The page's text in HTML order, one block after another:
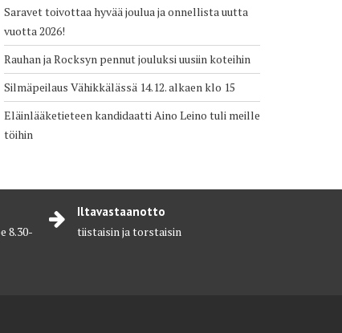
Saravet toivottaa hyvää joulua ja onnellista uutta
vuotta 2026!
Rauhan ja Rocksyn pennut jouluksi uusiin koteihin
Silmäpeilaus Vähikkälässä 14.12. alkaen klo 15
Eläinlääketieteen kandidaatti Aino Leino tuli meille
töihin
8.30-
Iltavastaanotto
tiistaisin ja torstaisin